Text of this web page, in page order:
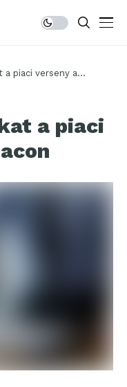
a piaci verseny a
a piaci